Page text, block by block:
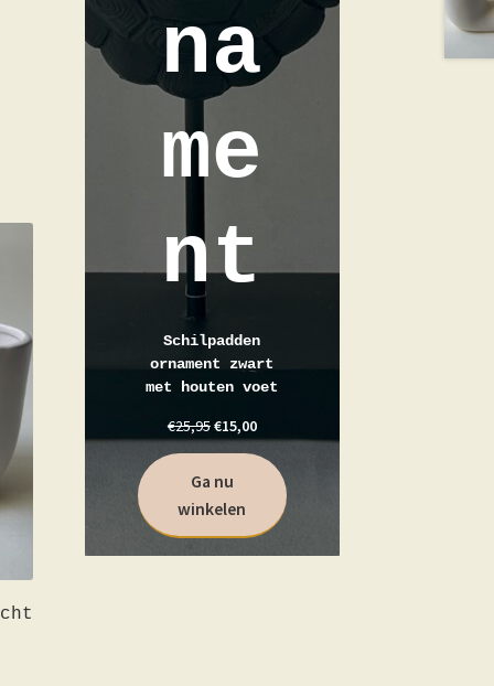
na
me
nt
Schilpadden
ornament zwart
met houten voet
€25,95€15,00
Ga nu
winkelen